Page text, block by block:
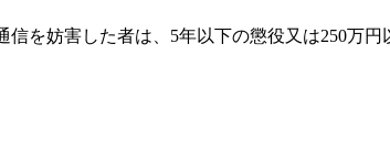
を妨害した者は、5年以下の懲役又は250万円